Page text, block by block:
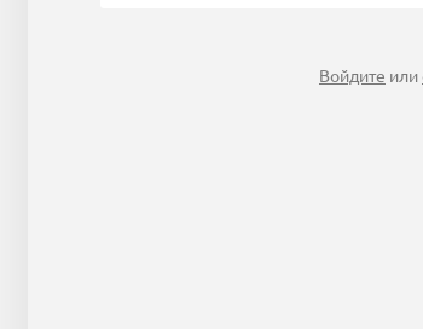
Войдите или